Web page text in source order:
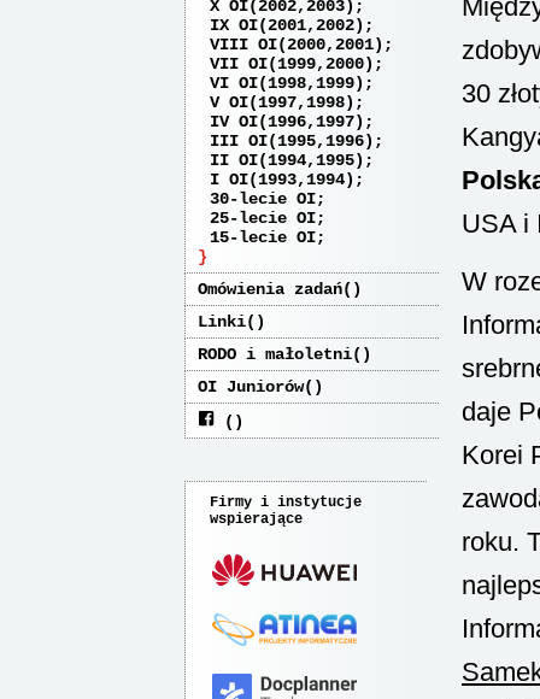
X OI(2002,2003)
IX OI(2001,2002)
VIII OI(2000,2001)
VII OI(1999,2000)
VI OI(1998,1999)
V OI(1997,1998)
IV OI(1996,1997)
III OI(1995,1996)
II OI(1994,1995)
I OI(1993,1994)
30-lecie OI
25-lecie OI
15-lecie OI
Omówienia zadań
Linki
RODO i małoletni
OI Juniorów
Firmy i instytucje
wspierające
30
USA i
W
daje
Korei
roku.